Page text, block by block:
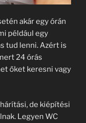
akár egy órán
például egy
tud lenni. Azért is
24 órás
őket keresni vagy
de kiépítési
Legyen WC